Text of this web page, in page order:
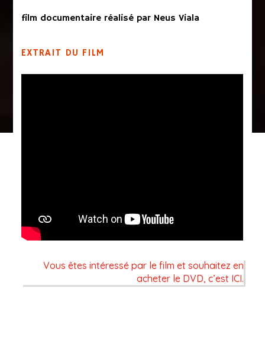
film documentaire réalisé par Neus Viala
EXTRAIT DU FILM
Vous êtes intéressé par le film et souhaitez en
acheter le DVD, c’est ICI.